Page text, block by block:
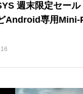
週末限定セール
Android専用Mini-